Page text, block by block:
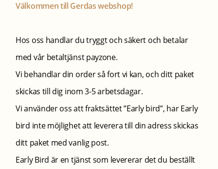
Välkommen till Gerdas webshop!
Hos oss handlar du tryggt och säkert och betalar
med vår betaltjänst payzone.
Vi behandlar din order så fort vi kan, och ditt paket
skickas till dig inom 3-5 arbetsdagar.
Vi använder oss att fraktsättet ”Early bird”, har Early
bird inte möjlighet att leverera till din adress skickas
ditt paket med vanlig post.
Early Bird är en tjänst som levererar det du beställt